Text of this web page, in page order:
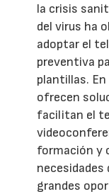
la crisis
del virus ha
adoptar el
preventiva
plantillas.
ofrecen
facilitan el
formación y
necesidades
grandes